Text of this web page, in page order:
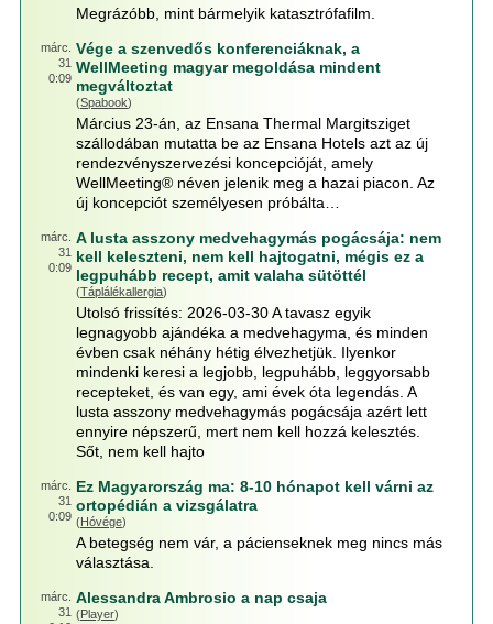
Megrázóbb, mint bármelyik katasztrófafilm.
márc.
31
0:09
Vége a szenvedős konferenciáknak, a
WellMeeting magyar megoldása mindent
megváltoztat
(Spabook)
Március 23-án, az Ensana Thermal Margitsziget
szállodában mutatta be az Ensana Hotels azt az új
rendezvényszervezési koncepcióját, amely
WellMeeting® néven jelenik meg a hazai piacon. Az
új koncepciót személyesen próbálta…
márc.
31
0:09
A lusta asszony medvehagymás pogácsája: nem
kell keleszteni, nem kell hajtogatni, mégis ez a
legpuhább recept, amit valaha sütöttél
(Táplálékallergia)
Utolsó frissítés: 2026-03-30 A tavasz egyik
legnagyobb ajándéka a medvehagyma, és minden
évben csak néhány hétig élvezhetjük. Ilyenkor
mindenki keresi a legjobb, legpuhább, leggyorsabb
recepteket, és van egy, ami évek óta legendás. A
lusta asszony medvehagymás pogácsája azért lett
ennyire népszerű, mert nem kell hozzá kelesztés.
Sőt, nem kell hajto
márc.
31
0:09
Ez Magyarország ma: 8-10 hónapot kell várni az
ortopédián a vizsgálatra
(Hóvége)
A betegség nem vár, a pácienseknek meg nincs más
választása.
márc.
31
Alessandra Ambrosio a nap csaja
(Player)